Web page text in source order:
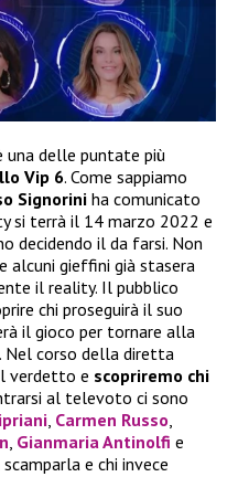
una delle puntate più
Vip 6. Come sappiamo
Signorini ha comunicato
si terrà il 14 marzo 2022 e
decidendo il da farsi. Non
alcuni gieffini già stasera
il reality. Il pubblico
chi proseguirà il suo
il gioco per tornare alla
Nel corso della diretta
verdetto e scopriremo chi
al televoto ci sono
, Carmen Russo,
, Gianmaria Antinolfi e
scamparla e chi invece